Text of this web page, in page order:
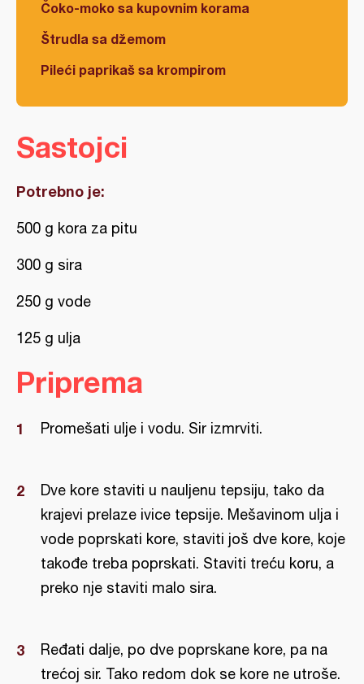
Čoko-moko sa kupovnim korama
Štrudla sa džemom
Pileći paprikaš sa krompirom
Sastojci
Potrebno je:
500 g kora za pitu
300 g sira
250 g vode
125 g ulja
Priprema
Promešati ulje i vodu. Sir izmrviti.
Dve kore staviti u nauljenu tepsiju, tako da
krajevi prelaze ivice tepsije. Mešavinom ulja i
vode poprskati kore, staviti još dve kore, koje
takođe treba poprskati. Staviti treću koru, a
preko nje staviti malo sira.
Ređati dalje, po dve poprskane kore, pa na
trećoj sir. Tako redom dok se kore ne utroše.